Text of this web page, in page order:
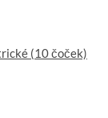
(10 čoček)